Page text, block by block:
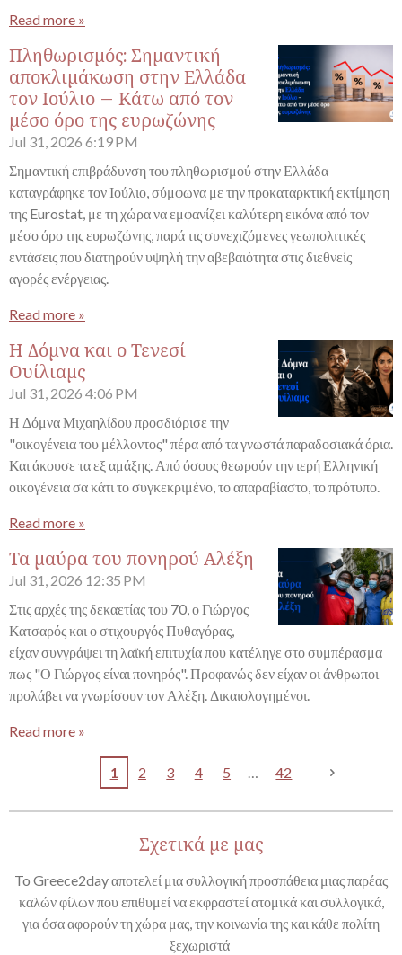
Read more »
Πληθωρισμός: Σημαντική
αποκλιμάκωση στην Ελλάδα
τον Ιούλιο – Κάτω από τον
μέσο όρο της ευρωζώνης
Jul 31, 2026 6:19 PM
Σημαντική επιβράδυνση του πληθωρισμού στην Ελλάδα
καταγράφηκε τον Ιούλιο, σύμφωνα με την προκαταρκτική εκτίμηση
της Eurostat, με τη χώρα να εμφανίζει καλύτερη εικόνα από τον
μέσο όρο της ευρωζώνης, παρά τις συνεχιζόμενες γεωπολιτικές
εντάσεις που διατηρούν υψηλή την αβεβαιότητα στις διεθνείς
αγορές ενέργειας.
Read more »
Η Δόμνα και ο Τενεσί
Ουίλιαμς
Jul 31, 2026 4:06 PM
Η Δόμνα Μιχαηλίδου προσδιόρισε την
"οικογένεια του μέλλοντος" πέρα από τα γνωστά παραδοσιακά όρια.
Και άκουσε τα εξ αμάξης. Από όσους θεωρούν την ιερή Ελληνική
οικογένεια σα κάτι το συγκεκριμένο, το απαραβίαστο, το πρότυπο.
Read more »
Τα μαύρα του πονηρού Αλέξη
Jul 31, 2026 12:35 PM
Στις αρχές της δεκαετίας του 70, ο Γιώργος
Κατσαρός και ο στιχουργός Πυθαγόρας,
είχαν συνγράψει τη λαϊκή επιτυχία που κατέληγε στο συμπέρασμα
πως "Ο Γιώργος είναι πονηρός". Προφανώς δεν είχαν οι άνθρωποι
προλάβει να γνωρίσουν τον Αλέξη. Δικαιολογημένοι.
Read more »
1 2 3 4 5 42
Σχετικά με μας
To Greece2day αποτελεί μια συλλογική προσπάθεια μιας παρέας
καλών φίλων που επιθυμεί να εκφραστεί ατομικά και συλλογικά,
για όσα αφορούν τη χώρα μας, την κοινωνία της και κάθε πολίτη
ξεχωριστά